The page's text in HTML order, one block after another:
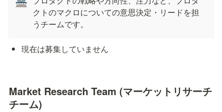
クトのマクロについての意思決定・リードを担
うチームです。
現在は募集していません
Market Research Team (マーケットリサーチ
チーム)